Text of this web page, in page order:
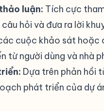
luận: Tích cực
hỏi và đưa ra lời
cuộc khảo sát hoặc
từ người dùng và nhà
Dựa trên phản hồi
phát triển của dự